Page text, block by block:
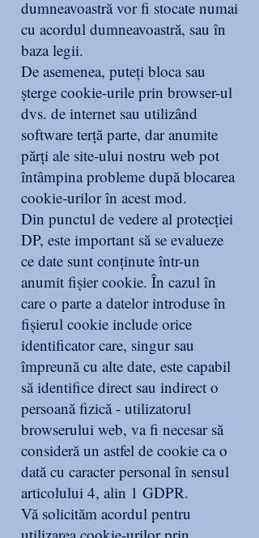
dumneavoastră vor fi stocate numai
cu acordul dumneavoastră, sau în
baza legii.
De asemenea, puteți bloca sau
șterge cookie-urile prin browser-ul
dvs. de internet sau utilizând
software terță parte, dar anumite
părți ale site-ului nostru web pot
întâmpina probleme după blocarea
cookie-urilor în acest mod.
Din punctul de vedere al protecției
DP, este important să se evalueze
ce date sunt conținute într-un
anumit fișier cookie. În cazul în
care o parte a datelor introduse în
fișierul cookie include orice
identificator care, singur sau
împreună cu alte date, este capabil
să identifice direct sau indirect o
persoană fizică - utilizatorul
browserului web, va fi necesar să
consideră un astfel de cookie ca o
dată cu caracter personal în sensul
articolului 4, alin 1 GDPR.
Vă solicităm acordul pentru